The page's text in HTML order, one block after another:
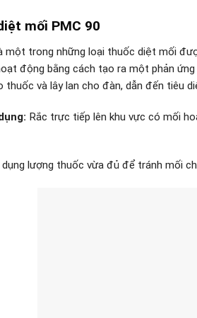
mối PMC 90
một trong những loại thuốc diệt mối
động bằng cách tạo ra một phản
thuốc và lây lan cho đàn, dẫn đến tiêu
Rắc trực tiếp lên khu vực có mối
lượng thuốc vừa đủ để tránh mối